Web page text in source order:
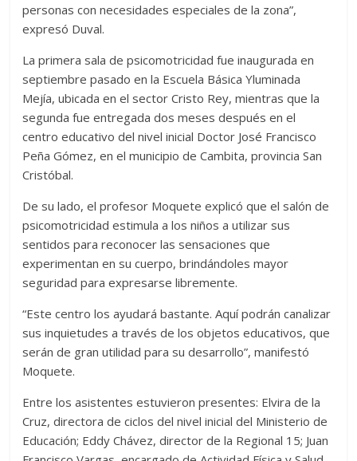
personas con necesidades especiales de la zona”,
expresó Duval.
La primera sala de psicomotricidad fue inaugurada en
septiembre pasado en la Escuela Básica Yluminada
Mejía, ubicada en el sector Cristo Rey, mientras que la
segunda fue entregada dos meses después en el
centro educativo del nivel inicial Doctor José Francisco
Peña Gómez, en el municipio de Cambita, provincia San
Cristóbal.
De su lado, el profesor Moquete explicó que el salón de
psicomotricidad estimula a los niños a utilizar sus
sentidos para reconocer las sensaciones que
experimentan en su cuerpo, brindándoles mayor
seguridad para expresarse libremente.
“Este centro los ayudará bastante. Aquí podrán canalizar
sus inquietudes a través de los objetos educativos, que
serán de gran utilidad para su desarrollo”, manifestó
Moquete.
Entre los asistentes estuvieron presentes: Elvira de la
Cruz, directora de ciclos del nivel inicial del Ministerio de
Educación; Eddy Chávez, director de la Regional 15; Juan